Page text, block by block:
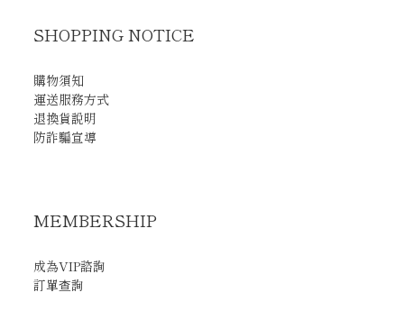
SHOPPING NOTICE
購物須知
運送服務方式
退換貨說明
防詐騙宣導
MEMBERSHIP
成為VIP諮詢
訂單查詢